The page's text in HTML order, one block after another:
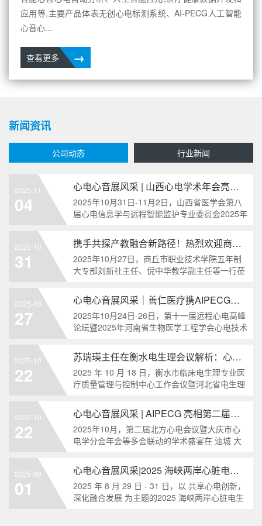
应用等,主要产品体表无创心电标测系统、AI-PECG人工智能
心音心...
→
查看更多
新闻资讯
公司动态 行业新闻
2025-11
04
心电心音展风采 | 山西心电学术年会亮点：善仁
2025年10月31日-11月2日，山西省医学会第八
届心电信息学与远程智能监护专业委员会2025年
在山西太原盛大召开。本次会议不仅汇聚山西乃
至
2025-10
31
携手共探产教融合新路径！热烈欢迎商丘市职业
2025年10月27日，商丘市职业技术学院五年制
大专部刘新社主任、倪中华教学副主任等一行莅
本次调研围绕深化职业教育校企合作展开，旨在
2025-10
27
心电心音展风采｜善仁医疗携AIPECG系统亮相第十
2025年10月24日-26日，第十一届远程心电高峰
论坛暨2025年河南省生物医学工程学会心电技术
办。河南善仁医疗科技有限公司受邀参会，携核
心
2025-10
22
苏瑞瑛主任在衡水电生理会议解析：心电心音同
2025 年 10 月 18 日，衡水市临床电生理专业医
疗质量管理与控制中心工作会议暨河北省电生理
会上，河北医科大学第三医院苏瑞瑛主任重点
2025-10
22
心电心音展风采 | AIPECG 亮相第二届北方心电会议
2025年10月，第二届北方心电会议暨大庆市心
电学分会年会等多会联动的学术盛宴在 油城 大
研发的AIPECG 体表标测心电图监测系统精彩亮
相
2025-09
01
心电心音展风采|2025 海峡两岸心脏电生理研讨会
2025 年 8 月 29 日 - 31 日，以 共享心电创新，
深化融合发展 为主题的2025 海峡两岸心脏电生